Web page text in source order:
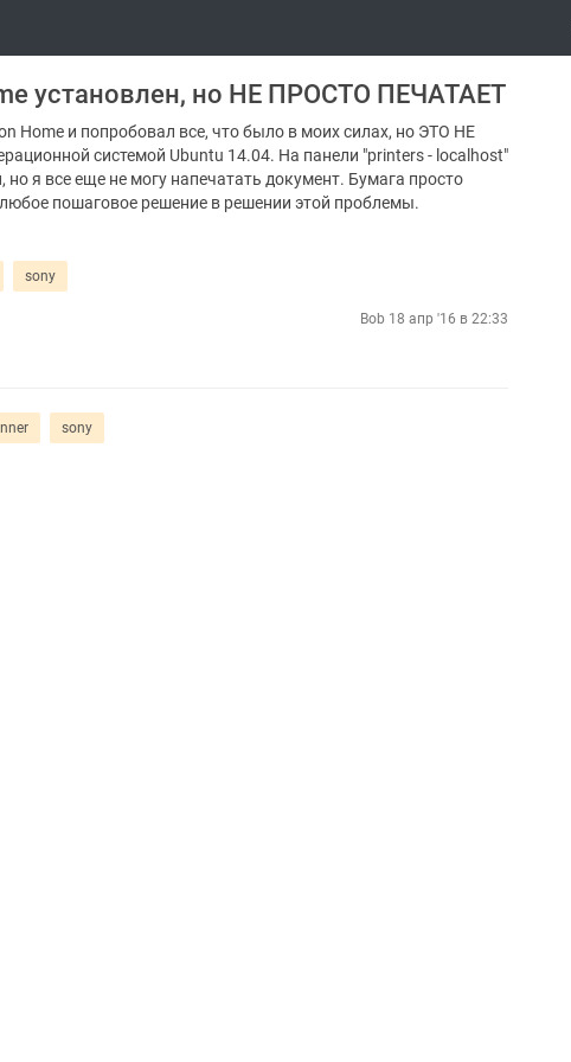
установлен, но НЕ ПРОСТО ПЕЧАТАЕТ
Home и попробовал все, что было в моих силах, но ЭТО НЕ
системой Ubuntu 14.04. На панели "printers - localhost"
но я все еще не могу напечатать документ. Бумага просто
пошаговое решение в решении этой проблемы.
sony
Bob 18 апр '16 в 22:33
sony